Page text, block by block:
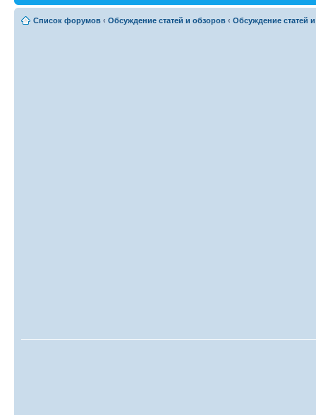
Список форумов ‹ Обсуждение статей и обзоров ‹ Обсуждение статей